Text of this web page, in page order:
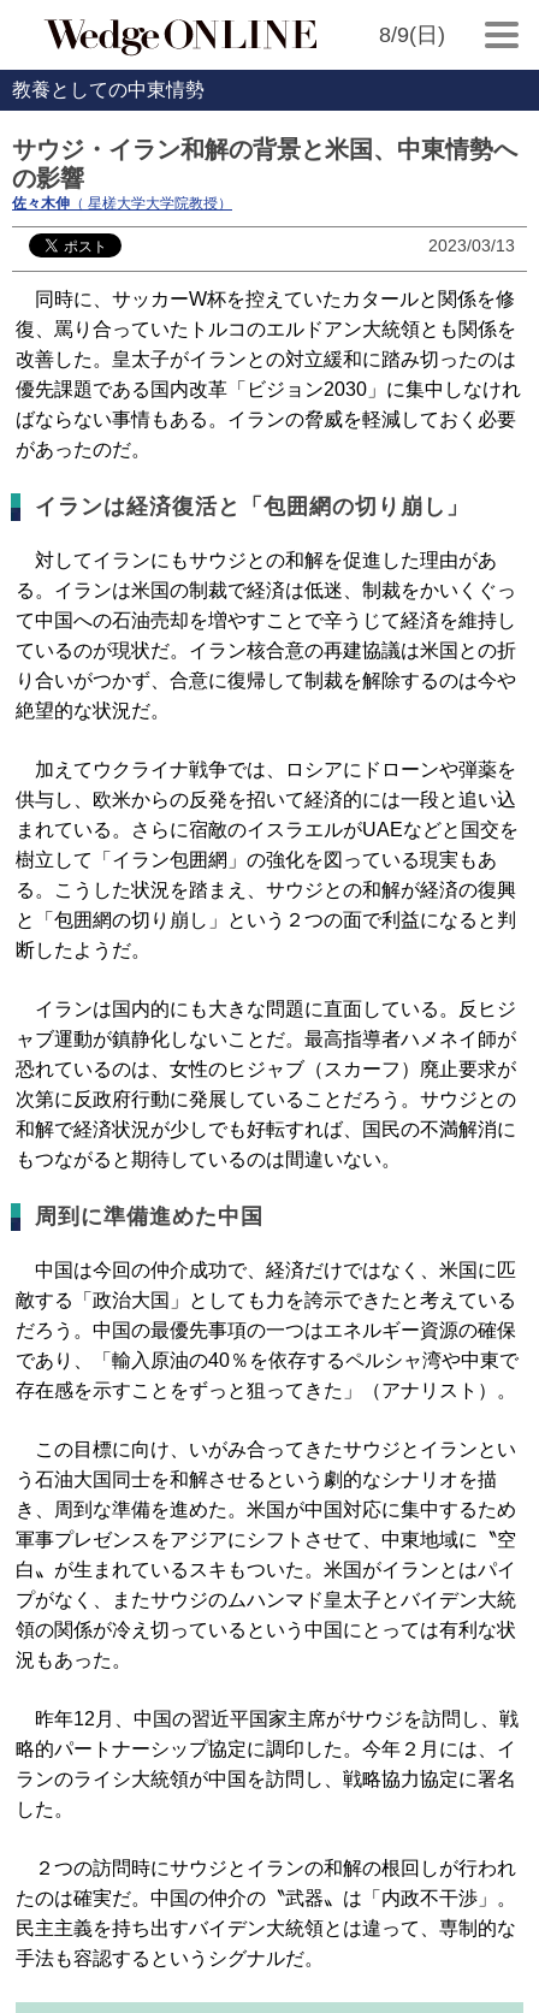
8/9(日)
教養としての中東情勢
サウジ・イラン和解の背景と米国、中東情勢へ
の影響
佐々木伸 （ 星槎大学大学院教授）
2023/03/13
同時に、サッカーW杯を控えていたカタールと関係を修
復、罵り合っていたトルコのエルドアン大統領とも関係を
改善した。皇太子がイランとの対立緩和に踏み切ったのは
優先課題である国内改革「ビジョン2030」に集中しなけれ
ばならない事情もある。イランの脅威を軽減しておく必要
があったのだ。
イランは経済復活と「包囲網の切り崩し」
対してイランにもサウジとの和解を促進した理由があ
る。イランは米国の制裁で経済は低迷、制裁をかいくぐっ
て中国への石油売却を増やすことで辛うじて経済を維持し
ているのが現状だ。イラン核合意の再建協議は米国との折
り合いがつかず、合意に復帰して制裁を解除するのは今や
絶望的な状況だ。
加えてウクライナ戦争では、ロシアにドローンや弾薬を
供与し、欧米からの反発を招いて経済的には一段と追い込
まれている。さらに宿敵のイスラエルがUAEなどと国交を
樹立して「イラン包囲網」の強化を図っている現実もあ
る。こうした状況を踏まえ、サウジとの和解が経済の復興
と「包囲網の切り崩し」という２つの面で利益になると判
断したようだ。
イランは国内的にも大きな問題に直面している。反ヒジ
ャブ運動が鎮静化しないことだ。最高指導者ハメネイ師が
恐れているのは、女性のヒジャブ（スカーフ）廃止要求が
次第に反政府行動に発展していることだろう。サウジとの
和解で経済状況が少しでも好転すれば、国民の不満解消に
もつながると期待しているのは間違いない。
周到に準備進めた中国
中国は今回の仲介成功で、経済だけではなく、米国に匹
敵する「政治大国」としても力を誇示できたと考えている
だろう。中国の最優先事項の一つはエネルギー資源の確保
であり、「輸入原油の40％を依存するペルシャ湾や中東で
存在感を示すことをずっと狙ってきた」（アナリスト）。
この目標に向け、いがみ合ってきたサウジとイランとい
う石油大国同士を和解させるという劇的なシナリオを描
き、周到な準備を進めた。米国が中国対応に集中するため
軍事プレゼンスをアジアにシフトさせて、中東地域に〝空
白〟が生まれているスキもついた。米国がイランとはパイ
プがなく、またサウジのムハンマド皇太子とバイデン大統
領の関係が冷え切っているという中国にとっては有利な状
況もあった。
昨年12月、中国の習近平国家主席がサウジを訪問し、戦
略的パートナーシップ協定に調印した。今年２月には、イ
ランのライシ大統領が中国を訪問し、戦略協力協定に署名
した。
２つの訪問時にサウジとイランの和解の根回しが行われ
たのは確実だ。中国の仲介の〝武器〟は「内政不干渉」。
民主主義を持ち出すバイデン大統領とは違って、専制的な
手法も容認するというシグナルだ。